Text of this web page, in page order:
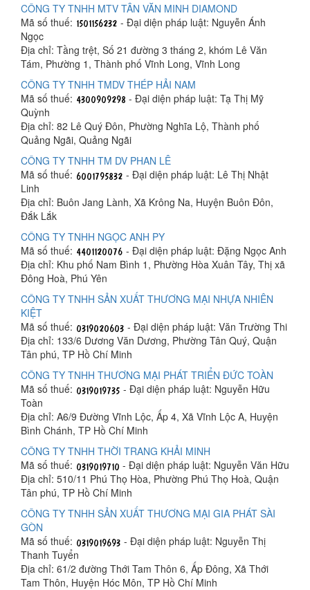
CÔNG TY TNHH MTV TÂN VĂN MINH DIAMOND
Mã số thuế:
- Đại diện pháp luật: Nguyễn Ánh
Ngọc
Địa chỉ: Tầng trệt, Số 21 đường 3 tháng 2, khóm Lê Văn
Tám, Phường 1, Thành phố Vĩnh Long, Vĩnh Long
CÔNG TY TNHH TMDV THÉP HẢI NAM
Mã số thuế:
- Đại diện pháp luật: Tạ Thị Mỹ
Quỳnh
Địa chỉ: 82 Lê Quý Đôn, Phường Nghĩa Lộ, Thành phố
Quảng Ngãi, Quảng Ngãi
CÔNG TY TNHH TM DV PHAN LÊ
Mã số thuế:
- Đại diện pháp luật: Lê Thị Nhật
Linh
Địa chỉ: Buôn Jang Lành, Xã Krông Na, Huyện Buôn Đôn,
Đắk Lắk
CÔNG TY TNHH NGỌC ANH PY
Mã số thuế:
- Đại diện pháp luật: Đặng Ngọc Anh
Địa chỉ: Khu phố Nam Bình 1, Phường Hòa Xuân Tây, Thị xã
Đông Hoà, Phú Yên
CÔNG TY TNHH SẢN XUẤT THƯƠNG MẠI NHỰA NHIÊN
KIỆT
Mã số thuế:
- Đại diện pháp luật: Văn Trường Thi
Địa chỉ: 133/6 Dương Văn Dương, Phường Tân Quý, Quận
Tân phú, TP Hồ Chí Minh
CÔNG TY TNHH THƯƠNG MẠI PHÁT TRIỂN ĐỨC TOÀN
Mã số thuế:
- Đại diện pháp luật: Nguyễn Hữu
Toàn
Địa chỉ: A6/9 Đường Vĩnh Lộc, Ấp 4, Xã Vĩnh Lộc A, Huyện
Bình Chánh, TP Hồ Chí Minh
CÔNG TY TNHH THỜI TRANG KHẢI MINH
Mã số thuế:
- Đại diện pháp luật: Nguyễn Văn Hữu
Địa chỉ: 510/11 Phú Thọ Hòa, Phường Phú Thọ Hoà, Quận
Tân phú, TP Hồ Chí Minh
CÔNG TY TNHH SẢN XUẤT THƯƠNG MẠI GIA PHÁT SÀI
GÒN
Mã số thuế:
- Đại diện pháp luật: Nguyễn Thị
Thanh Tuyển
Địa chỉ: 61/2 đường Thới Tam Thôn 6, Ấp Đông, Xã Thới
Tam Thôn, Huyện Hóc Môn, TP Hồ Chí Minh